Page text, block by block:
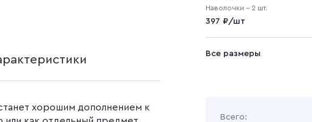
Саржа
Саржа набивная
хорошим дополнением к
Наволочки - 2 шт.
397 ₽/шт
Все размеры
Всего: